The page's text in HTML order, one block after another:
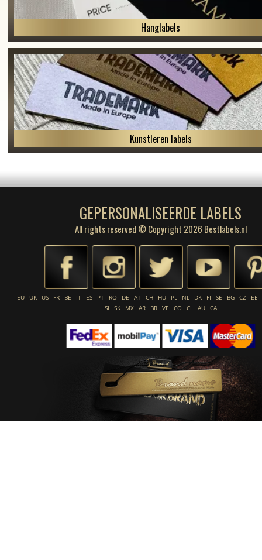
Hanglabels
Kunstleren labels
GEPERSONALISEERDE LABELS
All rights reserved © Copyright 2026 Bestlabels.nl
EU UK US FR BE IT ES PT RO DE AT CH HU PL NL DK FI SE BG CZ
EE
SI
SK MX AR BR VE CO CL AU CA